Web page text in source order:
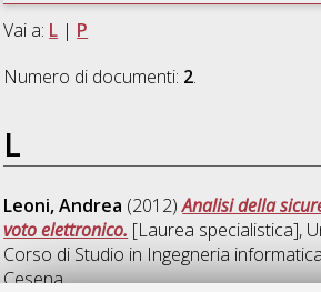
Vai a: L | P
Numero di documenti: 2.
L
Leoni, Andrea (2012)Analisi della
voto elettronico. [Laurea specialistica],
Corso di Studio in Ingegneria
Cesena